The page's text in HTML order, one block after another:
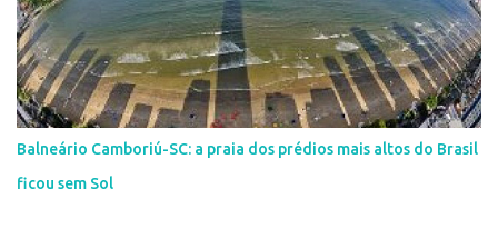
Balneário Camboriú-SC: a praia dos prédios mais altos do Brasil
ficou sem Sol